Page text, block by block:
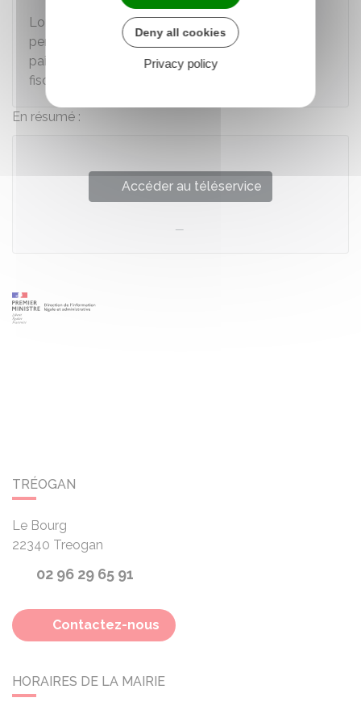
Lorsque vous êtes à la retraite, ce service vous
permet également d'obtenir vos attestations de
paiement de votre pension et vos attestations
fiscales.
En résumé :
Accéder au téléservice
TRÉOGAN
Le Bourg
22340 Treogan
02 96 29 65 91
Contactez-nous
HORAIRES DE LA MAIRIE
Deny all cookies
Privacy policy